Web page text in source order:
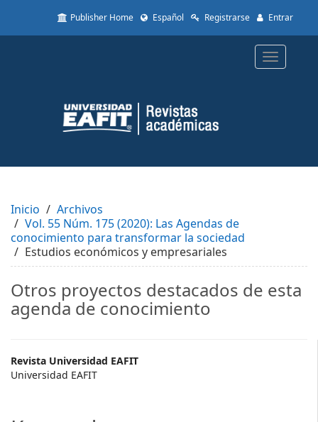
to
Content
Sidebar
Publisher Home Español Registrarse Entrar
Toggle
Inicio
Archivos
Vol. 55 Núm. 175 (2020): Las Agendas de
conocimiento para transformar la sociedad
Estudios económicos y empresariales
Otros proyectos destacados de esta
agenda de conocimiento
Main
Article
Revista Universidad EAFIT
Universidad EAFIT